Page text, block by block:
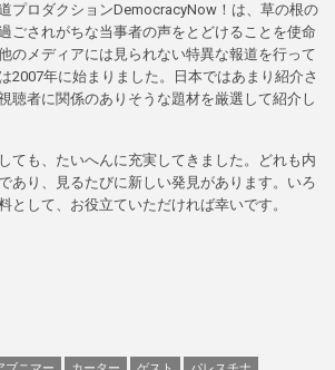
プロダクションDemocracyNow！は、草の根の
ごされがちな当事者の声をとどけることを使命
のメディアには見られない特異な報道を行って
2007年に始まりました。日本ではあまり紹介さ
聴者に関係のありそうな題材を厳選して紹介し
ても、たいへんに充実してきました。どれも内
あり、見るたびに新しい発見があります。いろ
として、お役立ていただければ幸いです。